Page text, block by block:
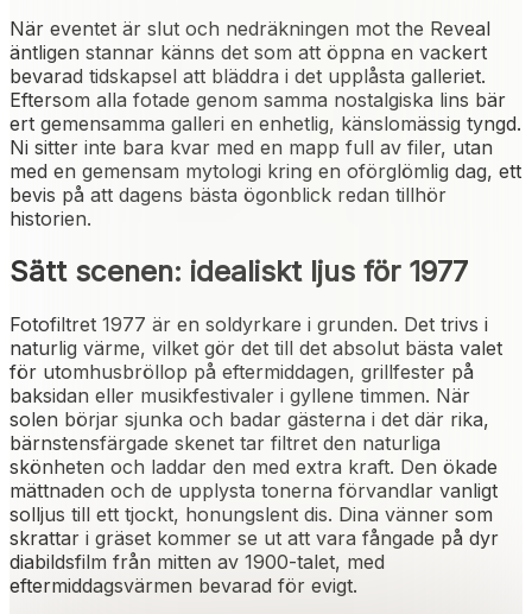
När eventet är slut och nedräkningen mot the Reveal
äntligen stannar känns det som att öppna en vackert
bevarad tidskapsel att bläddra i det upplåsta galleriet.
Eftersom alla fotade genom samma nostalgiska lins bär
ert gemensamma galleri en enhetlig, känslomässig tyngd.
Ni sitter inte bara kvar med en mapp full av filer, utan
med en gemensam mytologi kring en oförglömlig dag, ett
bevis på att dagens bästa ögonblick redan tillhör
historien.
Sätt scenen: idealiskt ljus för 1977
Fotofiltret 1977 är en soldyrkare i grunden. Det trivs i
naturlig värme, vilket gör det till det absolut bästa valet
för utomhusbröllop på eftermiddagen, grillfester på
baksidan eller musikfestivaler i gyllene timmen. När
solen börjar sjunka och badar gästerna i det där rika,
bärnstensfärgade skenet tar filtret den naturliga
skönheten och laddar den med extra kraft. Den ökade
mättnaden och de upplysta tonerna förvandlar vanligt
solljus till ett tjockt, honungslent dis. Dina vänner som
skrattar i gräset kommer se ut att vara fångade på dyr
diabildsfilm från mitten av 1900-talet, med
eftermiddagsvärmen bevarad för evigt.